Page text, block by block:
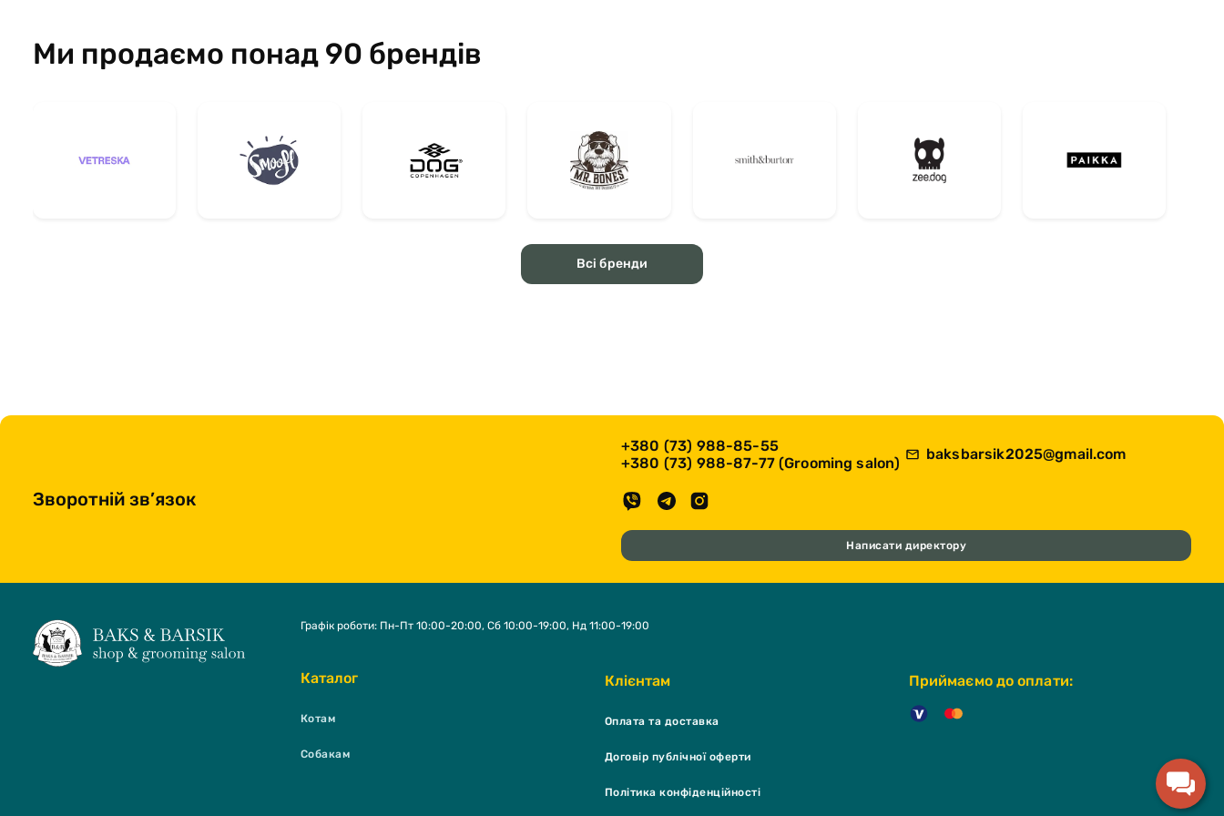
Ми продаємо понад 90 брендів
Всі бренди
Зворотній зв’язок
+380 (73) 988-85-55
+380 (73) 988-87-77 (Grooming salon)
baksbarsik2025@gmail.com
Написати директору
Каталог
Котам
Собакам
Клієнтам
Оплата та доставка
Договір публічної оферти
Політика конфіденційності
Приймаємо до оплати:
Графік роботи: Пн-Пт 10:00-20:00, Сб 10:00-19:00, Нд 11:00-19:00